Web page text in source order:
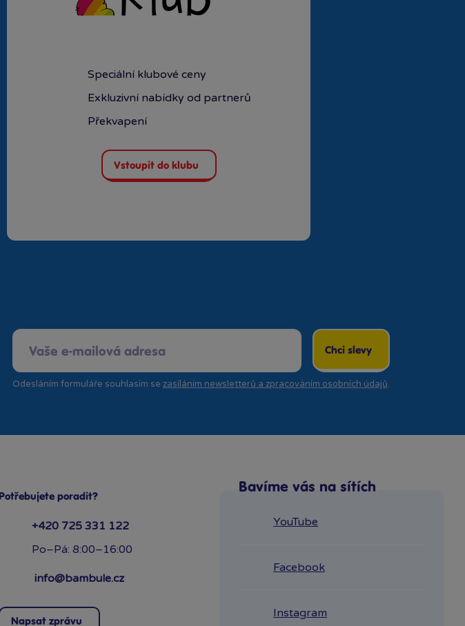
Speciální klubové ceny
Exkluzivní nabídky od partnerů
Překvapení
Vstoupit do klubu
Chci slevy
Odesláním formuláře souhlasím se zasíláním newsletterů a zpracováním osobních údajů.
Potřebujete poradit?
+420 725 331 122
Po–Pá: 8:00–16:00
info@bambule.cz
Napsat zprávu
Bavíme vás na sítích
YouTube
Facebook
Instagram